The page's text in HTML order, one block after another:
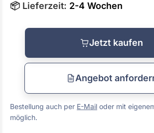
📦 Lieferzeit: 2-4 Wochen
Jetzt kaufen
Angebot
Bestellung auch per E-Mail oder mit
möglich.